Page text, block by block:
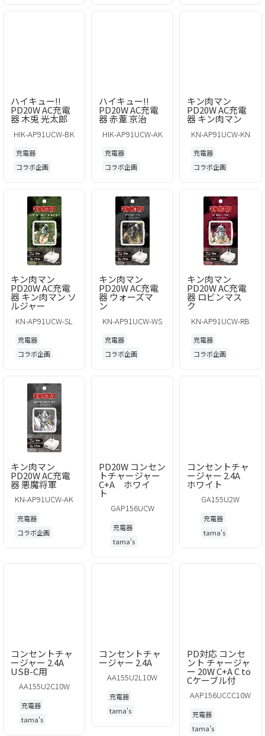
ハイキュー!!
PD20W AC充電
器 木兎 光太郎
HIK-AP91UCW-BK
充電器
コラボ企画
ハイキュー!!
PD20W AC充電
器 赤葦 京治
HIK-AP91UCW-AK
充電器
コラボ企画
キン肉マン
PD20W AC充電
器 キン肉マン
KN-AP91UCW-KN
充電器
コラボ企画
キン肉マン
PD20W AC充電
器 キン肉マン ソ
ルジャー
KN-AP91UCW-SL
充電器
コラボ企画
キン肉マン
PD20W AC充電
器 ウォーズマ
ン
KN-AP91UCW-WS
充電器
コラボ企画
キン肉マン
PD20W AC充電
器 ロビンマス
ク
KN-AP91UCW-RB
充電器
コラボ企画
キン肉マン
PD20W AC充電
器 悪魔将軍
KN-AP91UCW-AK
充電器
コラボ企画
PD20W コンセン
トチャージャー
C+A ホワイ
ト
GAP156UCW
充電器
tama's
コンセントチャ
ージャー 2.4A
ホワイト
GA155U2W
充電器
tama's
コンセントチャ
ージャー 2.4A
USB-C用
AA155U2C10W
充電器
tama's
コンセントチャ
ージャー 2.4A
AA155U2L10W
充電器
tama's
PD対応 コンセ
ント チャージャ
ー 20W C+A C to
Cケーブル付
AAP156UCCC10W
充電器
tama's